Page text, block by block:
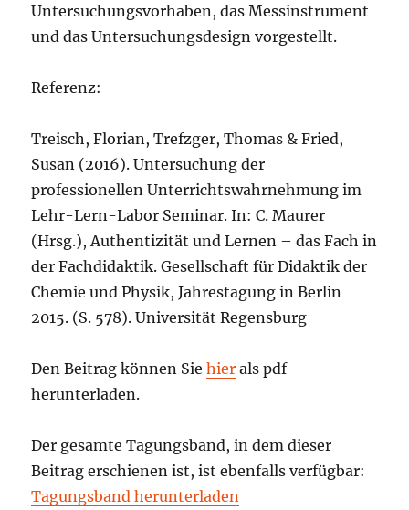
Untersuchungsvorhaben, das Messinstrument
und das Untersuchungsdesign vorgestellt.
Referenz:
Treisch, Florian, Trefzger, Thomas & Fried,
Susan (2016). Untersuchung der
professionellen Unterrichtswahrnehmung im
Lehr-Lern-Labor Seminar. In: C. Maurer
(Hrsg.), Authentizität und Lernen – das Fach in
der Fachdidaktik. Gesellschaft für Didaktik der
Chemie und Physik, Jahrestagung in Berlin
2015. (S. 578). Universität Regensburg
Den Beitrag können Siehier als pdf
herunterladen.
Der gesamte Tagungsband, in dem dieser
Beitrag erschienen ist, ist ebenfalls verfügbar:
Tagungsband herunterladen